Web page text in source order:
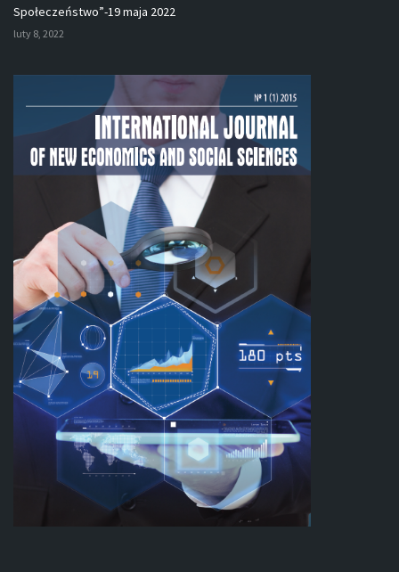
Społeczeństwo”-19 maja 2022
luty 8, 2022